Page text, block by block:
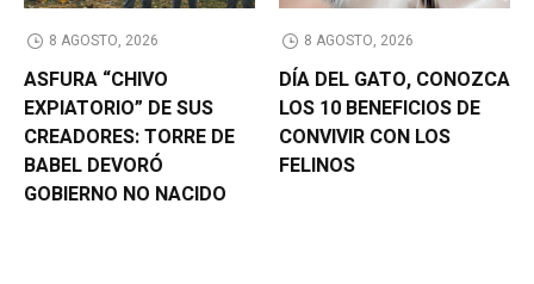
8 AGOSTO, 2026
ASFURA “CHIVO
EXPIATORIO” DE SUS
CREADORES: TORRE DE
BABEL DEVORÓ
GOBIERNO NO NACIDO
8 AGOSTO, 2026
DÍA DEL GATO, CONOZCA
LOS 10 BENEFICIOS DE
CONVIVIR CON LOS
FELINOS